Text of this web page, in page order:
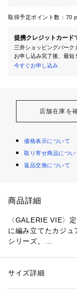
取得予定ポイント数： 70
提携クレジットカード
三井ショッピングパーク
お申し込み完了後、最短
今すぐお申し込み
店舗在庫を
価格表示について
取り寄せ商品につい
返品交換について
商品詳細
〈GALERIE VIE〉
に編み立てたカジュ
シリーズ。
クルーネックTシャ
性別：レディース
素材：コットン100％
サイズ詳細